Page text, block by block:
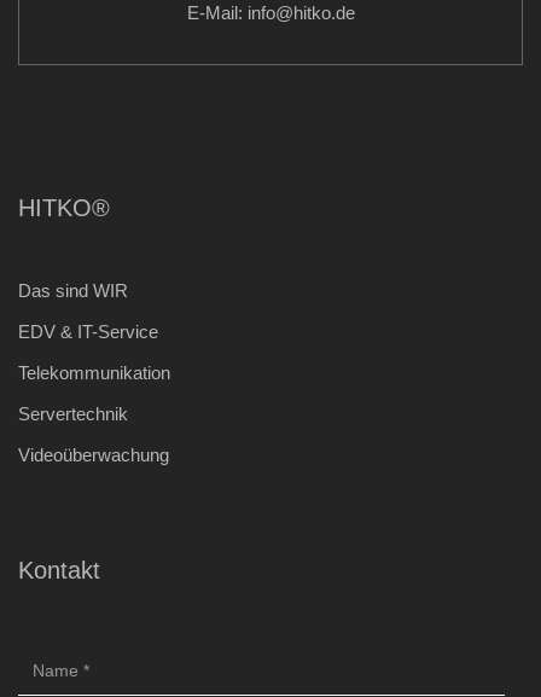
E-Mail: info@hitko.de
HITKO®
Das sind WIR
EDV & IT-Service
Telekommunikation
Servertechnik
Videoüberwachung
Kontakt